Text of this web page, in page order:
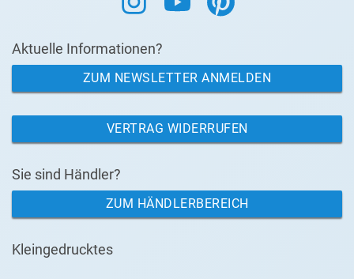
Aktuelle Informationen?
ZUM NEWSLETTER ANMELDEN
VERTRAG WIDERRUFEN
Sie sind Händler?
ZUM HÄNDLERBEREICH
Kleingedrucktes